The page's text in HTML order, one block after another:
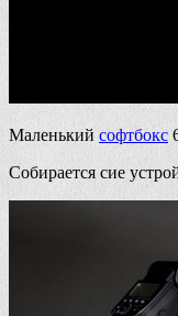
Маленький софтбокс
Собирается сие